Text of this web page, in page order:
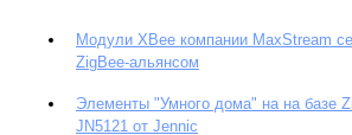
Модули XBee компании MaxStream
ZigBee-альянсом
Элементы "Умного дома" на на базе
JN5121 от Jennic